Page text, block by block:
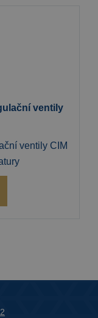
ventily
ventily CIM